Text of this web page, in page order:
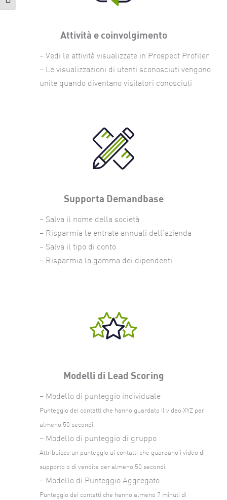
Attività e coinvolgimento
– Vedi le attività visualizzate in Prospect Profiler
– Le visualizzazioni di utenti sconosciuti vengono
unite quando diventano visitatori conosciuti
Supporta Demandbase
– Salva il nome della società
– Risparmia le entrate annuali dell’azienda
– Salva il tipo di conto
– Risparmia la gamma dei dipendenti
Modelli di Lead Scoring
– Modello di punteggio individuale
Punteggio dei contatti che hanno guardato il video XYZ per
almeno 50 secondi.
– Modello di punteggio di gruppo
Attribuisce un punteggio ai contatti che guardano i video di
supporto o di vendita per almeno 50 secondi.
– Modello di Punteggio Aggregato
Punteggio dei contatti che hanno almeno 7 minuti di